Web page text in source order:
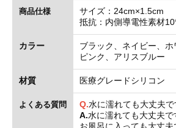
商品仕様
サイズ：24cm×1.5cm
抵抗：内側導電性素材
カラー
ブラック、ネイビー、ホ
ピンク、アリスブルー
材質 医療グレードシリコン
よくある質問 Q.水に濡れても大丈夫で
A.水に濡れても大丈夫で
お風呂に入っても大丈夫